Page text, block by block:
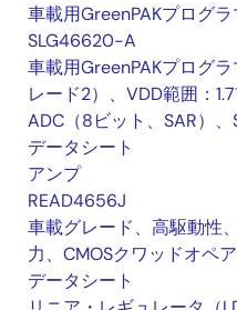
車載用GreenPAKプログ
SLG46620-A
車載用GreenPAKプログ
レード2）、VDD範囲：
ADC（8ビット、SAR）、
データシート
アンプ
READ4656J
車載グレード、高駆動性
力、CMOSクワッドオペ
データシート